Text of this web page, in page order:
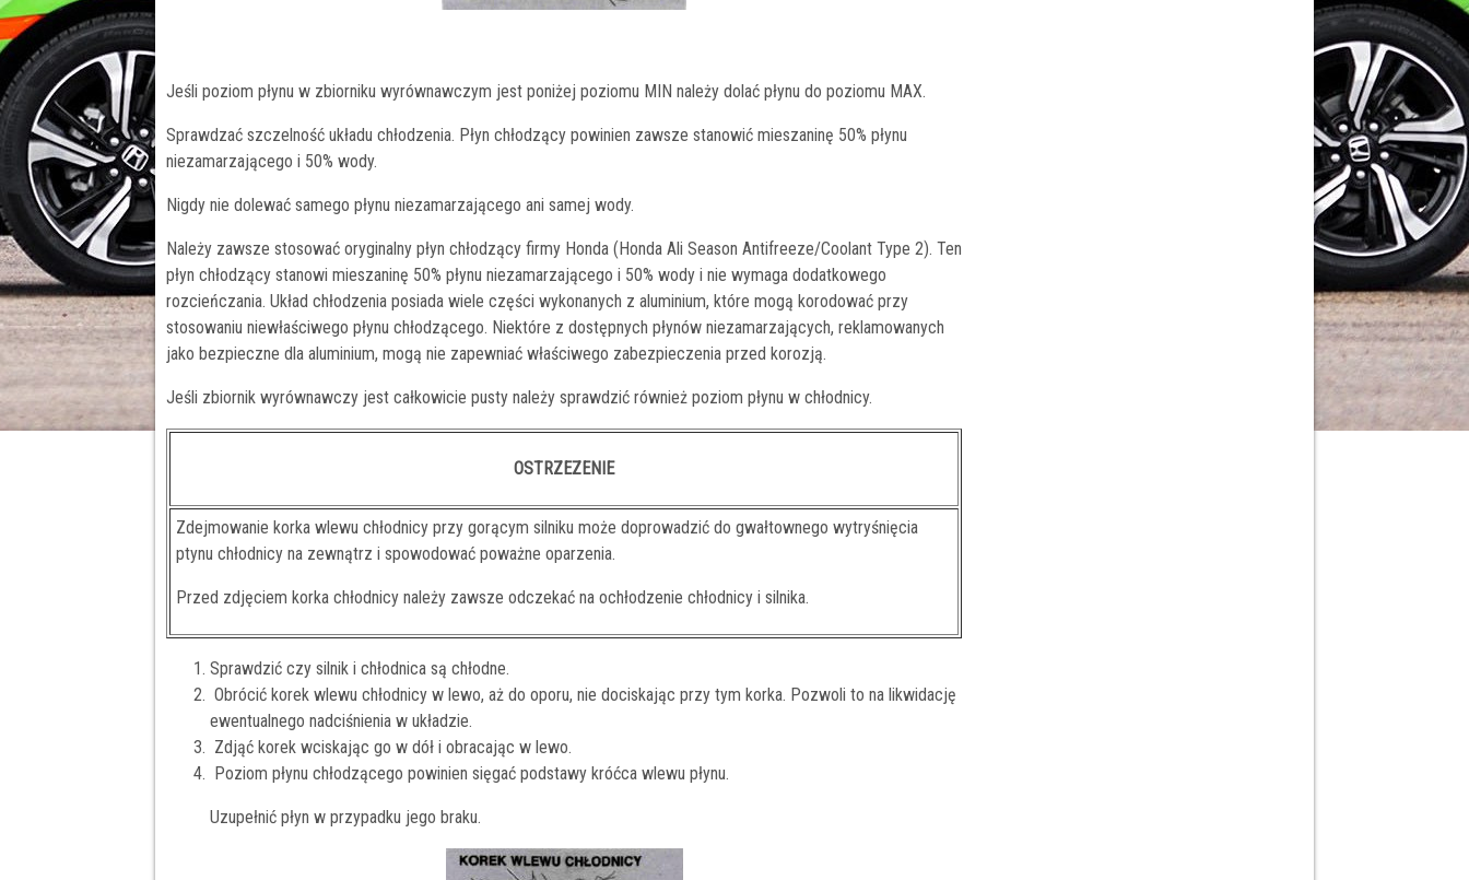
Jeśli poziom płynu w zbiorniku wyrównawczym jest poniżej poziomu MIN należy dolać płynu do poziomu MAX.
Sprawdzać szczelność układu chłodzenia. Płyn chłodzący powinien zawsze stanowić mieszaninę 50% płynu
niezamarzającego i 50% wody.
Nigdy nie dolewać samego płynu niezamarzającego ani samej wody.
Należy zawsze stosować oryginalny płyn chłodzący firmy Honda (Honda Ali Season Antifreeze/Coolant Type 2). Ten
płyn chłodzący stanowi mieszaninę 50% płynu niezamarzającego i 50% wody i nie wymaga dodatkowego
rozcieńczania. Układ chłodzenia posiada wiele części wykonanych z aluminium, które mogą korodować przy
stosowaniu niewłaściwego płynu chłodzącego. Niektóre z dostępnych płynów niezamarzających, reklamowanych
jako bezpieczne dla aluminium, mogą nie zapewniać właściwego zabezpieczenia przed korozją.
Jeśli zbiornik wyrównawczy jest całkowicie pusty należy sprawdzić również poziom płynu w chłodnicy.
OSTRZEZENIE
Zdejmowanie korka wlewu chłodnicy przy gorącym silniku może doprowadzić do gwałtownego wytryśnięcia
ptynu chłodnicy na zewnątrz i spowodować poważne oparzenia.
Przed zdjęciem korka chłodnicy należy zawsze odczekać na ochłodzenie chłodnicy i silnika.
Sprawdzić czy silnik i chłodnica są chłodne.
Obrócić korek wlewu chłodnicy w lewo, aż do oporu, nie dociskając przy tym korka. Pozwoli to na likwidację
ewentualnego nadciśnienia w układzie.
Zdjąć korek wciskając go w dół i obracając w lewo.
Poziom płynu chłodzącego powinien sięgać podstawy króćca wlewu płynu.
Uzupełnić płyn w przypadku jego braku.